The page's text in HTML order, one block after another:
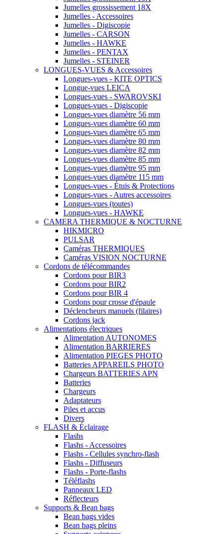
Jumelles grossissement 18X
Jumelles - Accessoires
Jumelles - Digiscopie
Jumelles - CARSON
Jumelles - HAWKE
Jumelles - PENTAX
Jumelles - STEINER
LONGUES-VUES & Accessoires
Longues-vues - KITE OPTICS
Longue-vues LEICA
Longues-vues - SWAROVSKI
Longues-vues - Digiscopie
Longues-vues diamètre 56 mm
Longues-vues diamètre 60 mm
Longues-vues diamètre 65 mm
Longues-vues diamètre 80 mm
Longues-vues diamètre 82 mm
Longues-vues diamètre 85 mm
Longues-vues diamètre 95 mm
Longues-vues diamètre 115 mm
Longues-vues - Étuis & Protections
Longues-vues - Autres accessoires
Longues-vues (toutes)
Longues-vues - HAWKE
CAMERA THERMIQUE & NOCTURNE
HIKMICRO
PULSAR
Caméras THERMIQUES
Caméras VISION NOCTURNE
Cordons de télécommandes
Cordons pour BIR3
Cordons pour BIR2
Cordons pour BIR 4
Cordons pour crosse d'épaule
Déclencheurs manuels (filaires)
Cordons jack
Alimentations électriques
Alimentation AUTONOMES
Alimentation BARRIERES
Alimentation PIEGES PHOTO
Batteries APPAREILS PHOTO
Chargeurs BATTERIES APN
Batteries
Chargeurs
Adaptateurs
Piles et accus
Divers
FLASH & Éclairage
Flashs
Flashs - Accessoires
Flashs - Cellules synchro-flash
Flashs - Diffuseurs
Flashs - Porte-flashs
Téléflashs
Panneaux LED
Réflecteurs
Supports & Bean bags
Bean bags vides
Bean bags pleins